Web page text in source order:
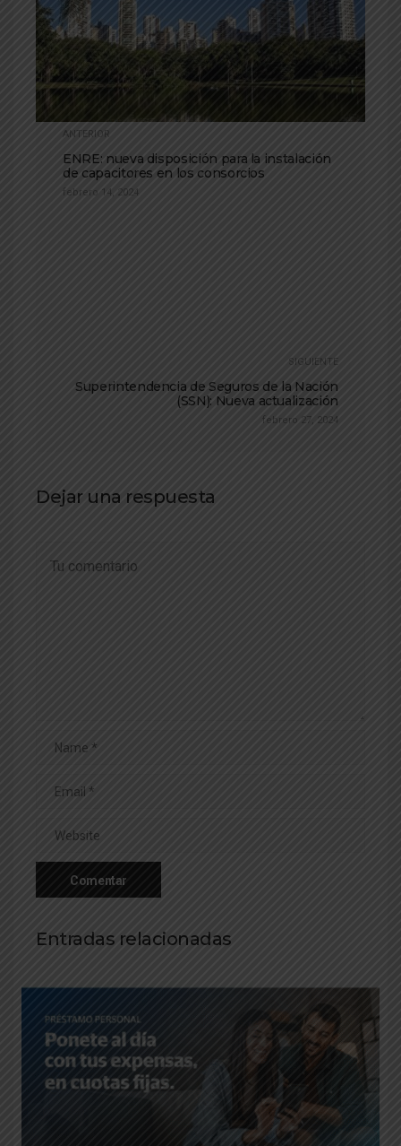
ANTERIOR
ENRE: nueva disposición para la instalación
de capacitores en los consorcios
febrero 14, 2024
SIGUIENTE
Superintendencia de Seguros de la Nación
(SSN): Nueva actualización
febrero 27, 2024
Dejar una respuesta
Entradas relacionadas